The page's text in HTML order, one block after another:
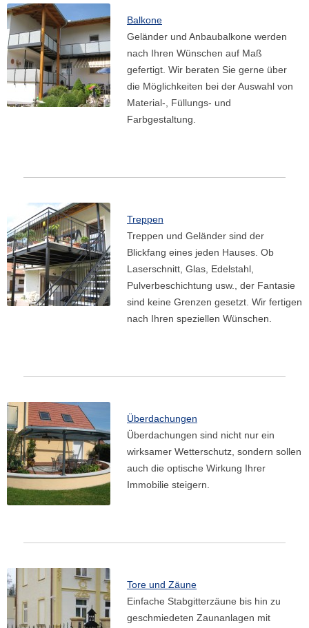
Balkone
Geländer und Anbaubalkone werden
nach Ihren Wünschen auf Maß
gefertigt. Wir beraten Sie gerne über
die Möglichkeiten bei der Auswahl von
Material-, Füllungs- und
Farbgestaltung.
Treppen
Treppen und Geländer sind der
Blickfang eines jeden Hauses. Ob
Laserschnitt, Glas, Edelstahl,
Pulverbeschichtung usw., der Fantasie
sind keine Grenzen gesetzt. Wir fertigen
nach Ihren speziellen Wünschen.
Überdachungen
Überdachungen sind nicht nur ein
wirksamer Wetterschutz, sondern sollen
auch die optische Wirkung Ihrer
Immobilie steigern.
Tore und Zäune
Einfache Stabgitterzäune bis hin zu
geschmiedeten Zaunanlagen mit